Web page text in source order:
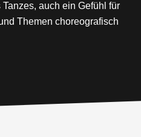
auch ein Gefühl für
Themen choreografisch